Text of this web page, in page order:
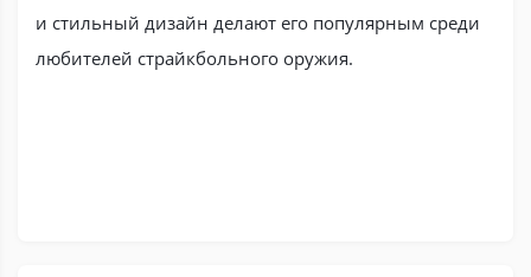
и стильный дизайн делают его популярным среди
любителей страйкбольного оружия.